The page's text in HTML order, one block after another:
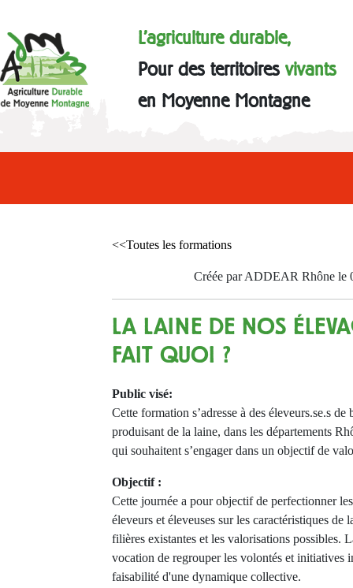
L'agriculture durable,
Pour des territoiresvivants
en Moyenne Montagne
<<Toutes les formations
Créée par ADDEAR Rhône le
LA LAINE DE NOS
FAIT QUOI ?
Public visé:
Cette formation s’adresse à des éleveurs.se.s de
produisant de la laine, dans les départements
qui souhaitent s’engager dans un objectif de
Objectif :
Cette journée a pour objectif de perfectionner
éleveurs et éleveuses sur les caractéristiques de
filières existantes et les valorisations possibles.
vocation de regrouper les volontés et initiatives
faisabilité d'une dynamique collective.